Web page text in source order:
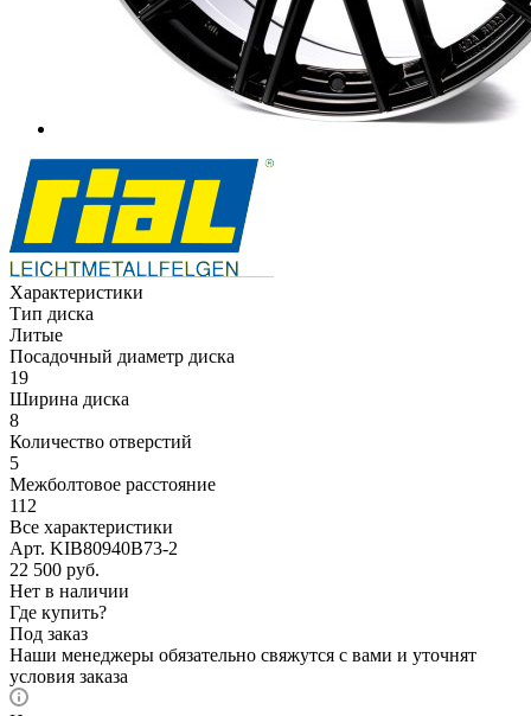
Характеристики
Тип диска
Литые
Посадочный диаметр диска
19
Ширина диска
8
Количество отверстий
5
Межболтовое расстояние
112
Все характеристики
Арт. KIB80940B73-2
22 500 руб.
Нет в наличии
Где купить?
Под заказ
Наши менеджеры обязательно свяжутся с вами и уточнят
условия заказа